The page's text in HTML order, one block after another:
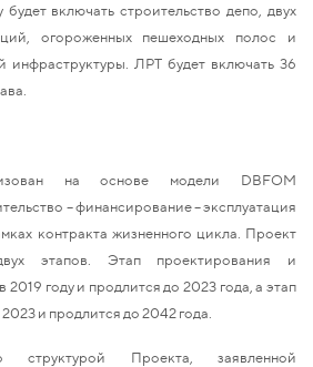
включать строительство депо, двух
огороженных пешеходных полос и
инфраструктуры. ЛРТ будет включать 36
на основе модели DBFOM
– финансирование – эксплуатация
контракта жизненного цикла. Проект
этапов. Этап проектирования и
2019 году и продлится до 2023 года, а этап
и продлится до 2042 года.
Проекта, заявленной